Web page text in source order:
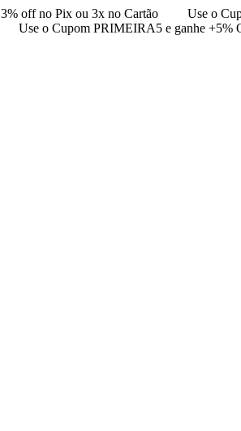
3% off no Pix ou 3x no Cartão
Use o
Use o Cupom PRIMEIRA5 e ganhe +5%